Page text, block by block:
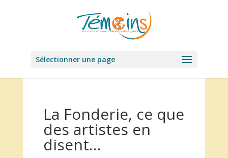
Sélectionner une page
La Fonderie, ce que
des artistes en
disent…